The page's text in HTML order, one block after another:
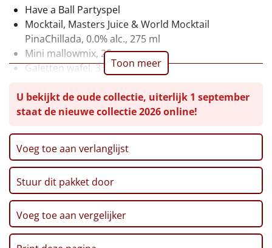
Leuke
Goedkope
Alle thema's
Artikel
Hitster NIEUW
Pizzarette
Tas
Have a Ball Partyspel
Mocktail, Masters Juice & World Mocktail
PinaChillada, 0.0% alc., 275 ml
Mini mallowmix, 25 gr
Galetten wafel, 33,3 gr
Verpakt in een feestelijke kerstdoos, 15 x 10 x 25 cm
Toon meer
U bekijkt de oude collectie, uiterlijk 1 september
staat de nieuwe collectie 2026 online!
Voeg toe aan verlanglijst
Stuur dit pakket door
Voeg toe aan vergelijker